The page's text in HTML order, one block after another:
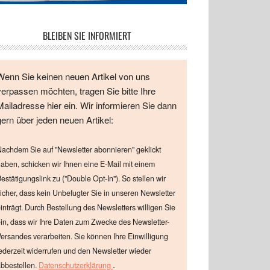
BLEIBEN SIE INFORMIERT
Sie keinen neuen Artikel von uns
möchten, tragen Sie bitte Ihre
hier ein. Wir informieren Sie dann
über jeden neuen Artikel:
Sie auf "Newsletter abonnieren" geklickt
schicken wir Ihnen eine E-Mail mit einem
zu ("Double Opt-In"). So stellen wir
dass kein Unbefugter Sie in unseren Newsletter
Durch Bestellung des Newsletters willigen Sie
dass wir Ihre Daten zum Zwecke des Newsletter-
verarbeiten. Sie können Ihre Einwilligung
widerrufen und den Newsletter wieder
Datenschutzerklärung .